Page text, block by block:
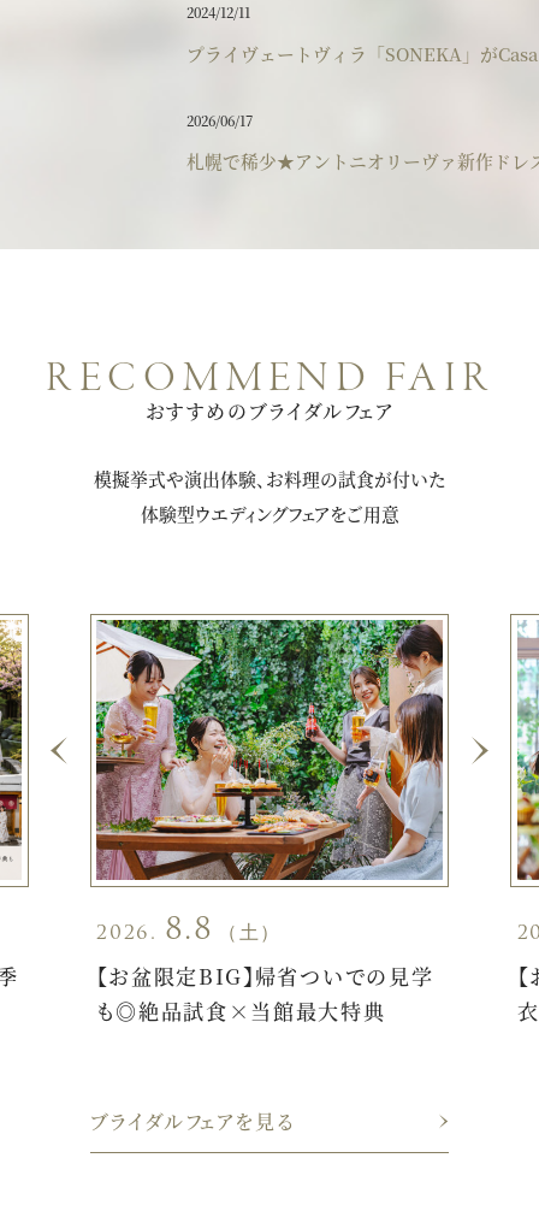
2024/12/11
プライヴェートヴィラ「SONEKA」が
2026/06/17
札幌で稀少★アントニオリーヴァ新作ド
RECOMMEND FAIR
おすすめのブライダルフェア
模擬挙式や演出体験、お料理の試食が付いた
体験型ウエディングフェアをご用意
2026. 8.8
（土）
【お盆限定BIG】帰省ついでの見学
も◎絶品試食×当館最大特典
ブライダルフェアを見る